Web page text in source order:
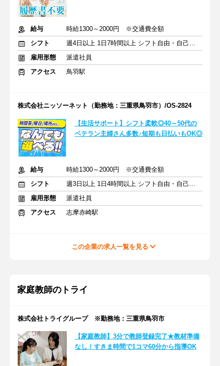
給与
時給1300～2000円 ※交通費全額
シフト
週4日以上 1日7時間以上 シフト自由・自己申告
雇用形態
派遣社員
アクセス
鳥羽駅
株式会社ニッソーネット（勤務地：三重県鳥羽市）/OS-2824
【生活サポート】シフト柔軟◎40～50代の
ベテラン主婦さん多数♪短期も日払いもOK◎
給与
時給1300～2000円 ※交通費全額
シフト
週3日以上 1日4時間以上 シフト自由・自己申告
雇用形態
派遣社員
アクセス
志摩赤崎駅
この企業の求人一覧を見る
家庭教師のトライ
株式会社トライグループ ※勤務地：三重県鳥羽市
【家庭教師】3分で教師登録完了★教材準備
なし！すきま時間で1コマ60分から指導OK